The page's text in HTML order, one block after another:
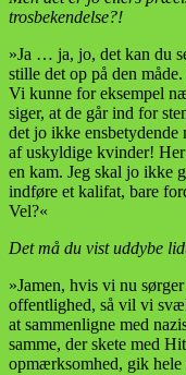
trosbekendelse?!
»Ja … ja, jo, det kan du
stille det op på den
Vi kunne for eksempel
siger, at de går ind for
det jo ikke
af uskyldige kvinder!
en kam. Jeg skal jo ikke
indføre et kalifat, bare
Vel?«
Det må du vist uddybe
»Jamen, hvis vi nu
offentlighed, så vil vi
at sammenligne med
samme, der skete med
opmærksomhed, gik